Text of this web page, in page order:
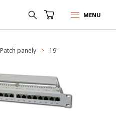
MENU
Patch panely 19"